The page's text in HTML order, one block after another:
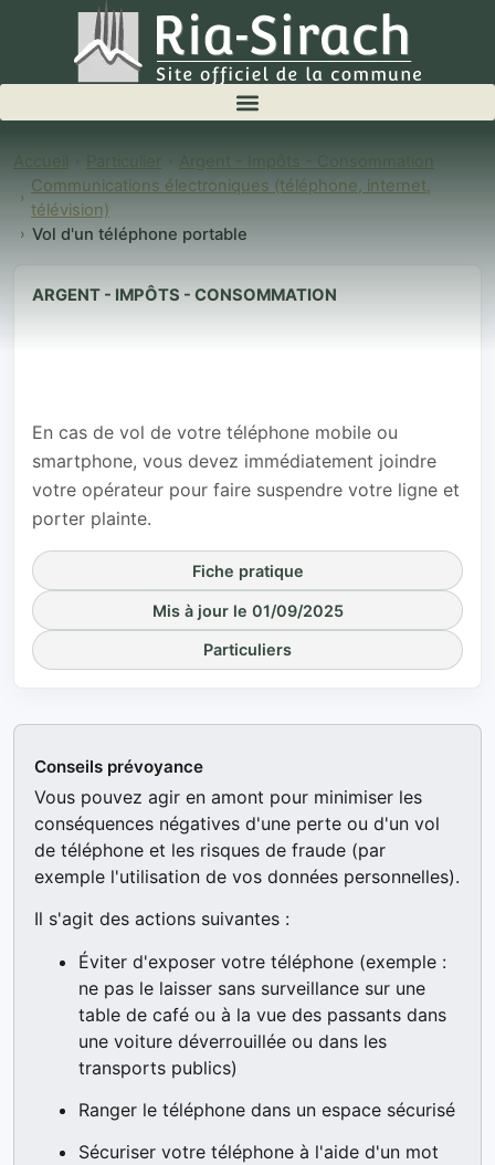
Accueil Particulier
Argent - Impôts - Consommation
Communications électroniques (téléphone, internet,
télévision)
Vol d'un téléphone portable
ARGENT - IMPÔTS - CONSOMMATION
Vol d'un
En cas de vol de votre téléphone mobile ou
smartphone, vous devez immédiatement joindre
votre opérateur pour faire suspendre votre ligne et
porter plainte.
Fiche pratique
Mis à jour le 01/09/2025
Particuliers
Conseils prévoyance
Vous pouvez agir en amont pour minimiser les
conséquences négatives d'une perte ou d'un vol
de téléphone et les risques de fraude (par
exemple l'utilisation de vos données personnelles).
Il s'agit des actions suivantes :
Éviter d'exposer votre téléphone (exemple :
ne pas le laisser sans surveillance sur une
table de café ou à la vue des passants dans
une voiture déverrouillée ou dans les
transports publics)
Ranger le téléphone dans un espace sécurisé
Sécuriser votre téléphone à l'aide d'un mot